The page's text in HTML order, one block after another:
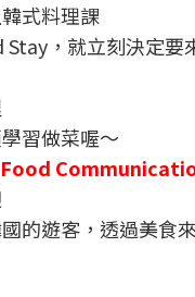
式料理課
，就立刻決定要
習做菜喔～
的遊客，透過美食